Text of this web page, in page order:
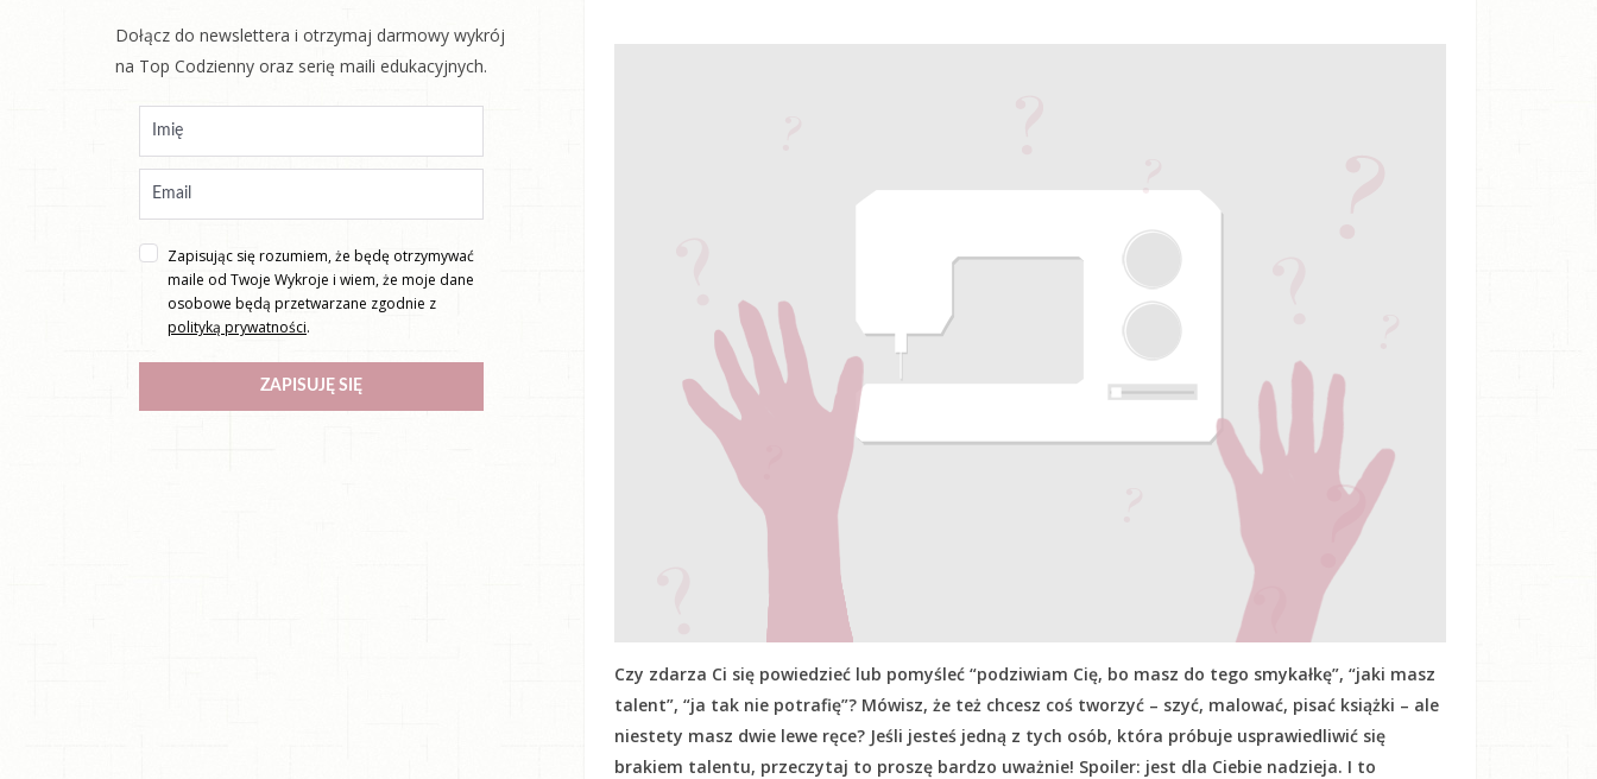
Czy zdarza Ci się powiedzieć lub pomyśleć “podziwiam Cię, bo masz do tego smykałkę”, “jaki masz
talent”, “ja tak nie potrafię”? Mówisz, że też chcesz coś tworzyć – szyć, malować, pisać książki – ale
niestety masz dwie lewe ręce? Jeśli jesteś jedną z tych osób, która próbuje usprawiedliwić się
brakiem talentu, przeczytaj to proszę bardzo uważnie! Spoiler: jest dla Ciebie nadzieja. I to
Dołącz do newslettera i otrzymaj darmowy wykrój
na Top Codzienny oraz serię maili edukacyjnych.
Zapisując się rozumiem, że będę otrzymywać
maile od Twoje Wykroje i wiem, że moje dane
osobowe będą przetwarzane zgodnie z
polityką prywatności.
ZAPISUJĘ SIĘ